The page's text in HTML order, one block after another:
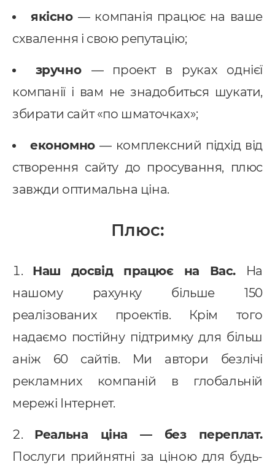
Система управління
CRM
CRM
маркетинг
автоматизація
якісно— компанія працює на ваше
схвалення і свою репутацію;
зручно — проект в руках однієї
компанії і вам не знадобиться шукати,
збирати сайт «по шматочках»;
економно— комплексний підхід від
створення сайту до просування, плюс
завжди оптимальна ціна.
Плюс:
Наш досвід працює на Вас. На
нашому рахунку більше 150
реалізованих проектів. Крім того
надаємо постійну підтримку для більш
аніж 60 сайтів. Ми автори безлічі
рекламних компаній в глобальній
мережі Інтернет.
Реальна ціна — без переплат.
Послуги прийнятні за ціною для будь-